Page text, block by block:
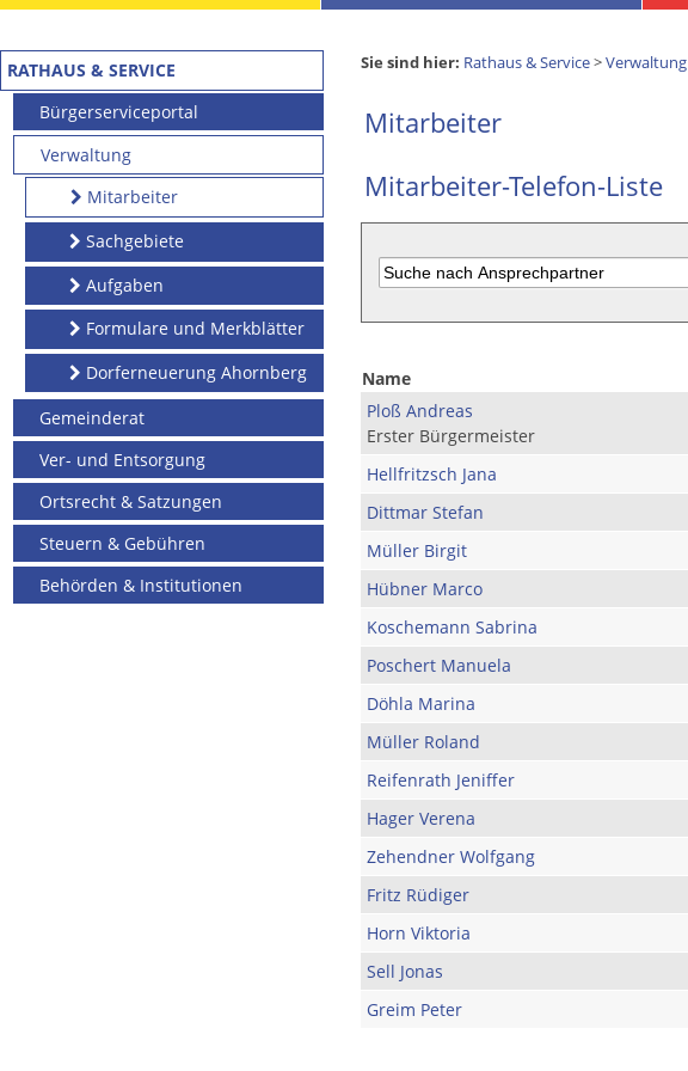
RATHAUS & SERVICE
Bürgerserviceportal
Verwaltung
Mitarbeiter
Sachgebiete
Aufgaben
Formulare und Merkblätter
Dorferneuerung Ahornberg
Gemeinderat
Ver- und Entsorgung
Ortsrecht & Satzungen
Steuern & Gebühren
Behörden & Institutionen
Sie sind hier: Rathaus & Service>Verwaltung
Mitarbeiter
Mitarbeiter-Telefon-Liste
Name
Ploß Andreas
Erster Bürgermeister
Hellfritzsch Jana
Dittmar Stefan
Müller Birgit
Hübner Marco
Koschemann Sabrina
Poschert Manuela
Döhla Marina
Müller Roland
Reifenrath Jeniffer
Hager Verena
Zehendner Wolfgang
Fritz Rüdiger
Horn Viktoria
Sell Jonas
Greim Peter